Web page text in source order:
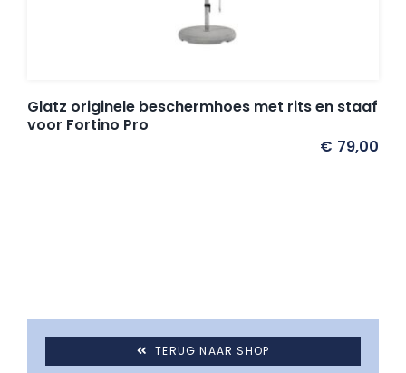
Glatz stofstalen collectie Sampleboeken
Glatz originele beschermhoes met rits en staaf
voor Fortino Pro
€ 79,00
TERUG NAAR SHOP